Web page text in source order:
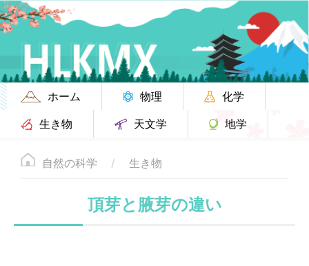
ホーム 物理
化学
生き物
天文学 地学
自然の科学 生き物
頂芽と腋芽の違い